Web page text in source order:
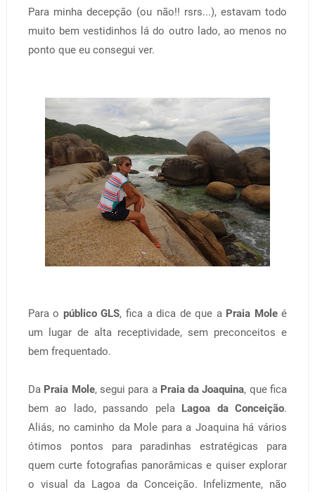
Para minha decepção (ou não!! rsrs...), estavam todo
muito bem vestidinhos lá do outro lado, ao menos no
ponto que eu consegui ver.
Para o público GLS, fica a dica de que a Praia Moleé
um lugar de alta receptividade, sem preconceitos e
bem frequentado.
Da Praia Mole, segui para a Praia da Joaquina, que fica
bem ao lado, passando pela Lagoa da Conceição.
Aliás, no caminho da Mole para a Joaquina há vários
ótimos pontos para paradinhas estratégicas para
quem curte fotografias panorâmicas e quiser explorar
o visual da Lagoa da Conceição. Infelizmente, não